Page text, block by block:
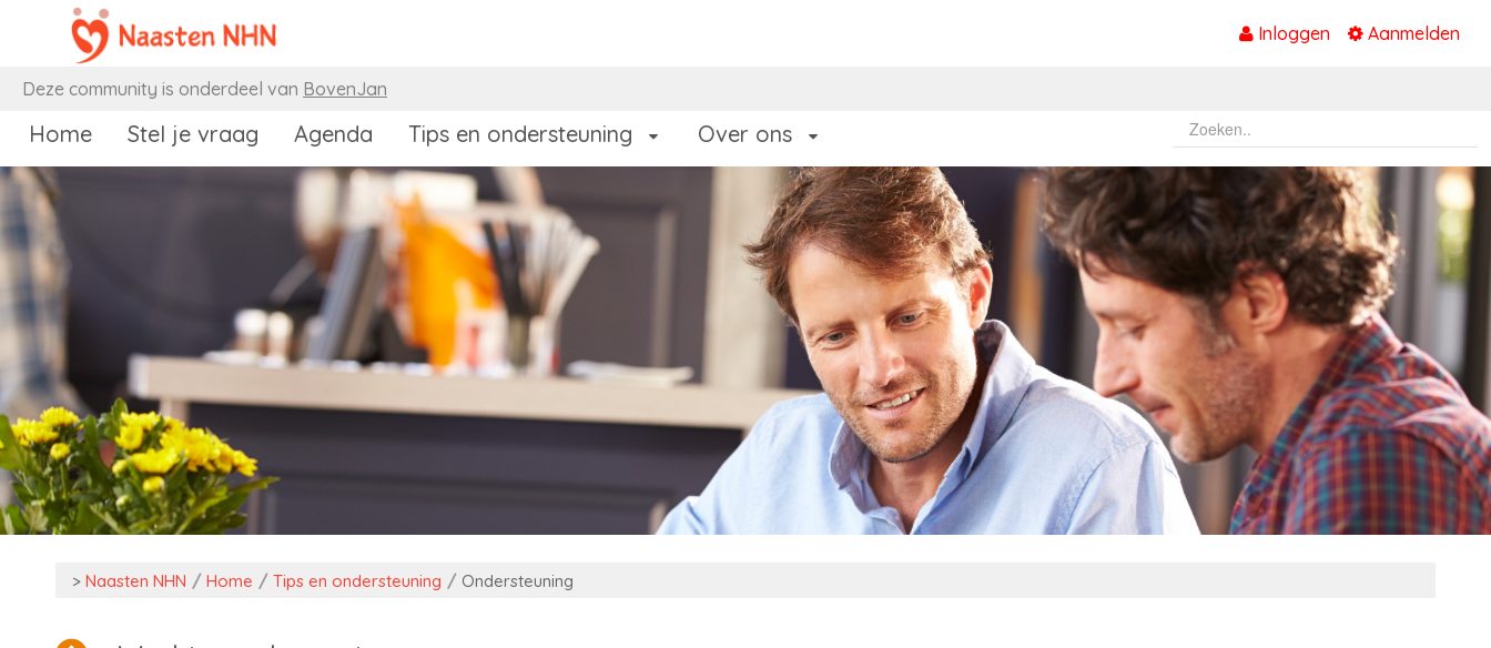
Naar content
Inloggen Aanmelden
Deze community is onderdeel van BovenJan
Home Stel je vraag Agenda Tips en ondersteuning Over ons
> Naasten NHN / Home / Tips en ondersteuning / Ondersteuning